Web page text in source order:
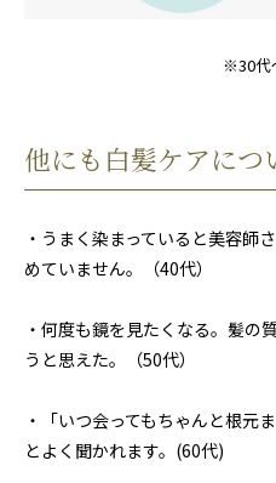
※30代
他にも白髪ケアにつ
・うまく染まっていると美容師
めていません。（40代）
・何度も鏡を見たくなる。髪の
うと思えた。（50代）
・「いつ会ってもちゃんと根元
とよく聞かれます。(60代)